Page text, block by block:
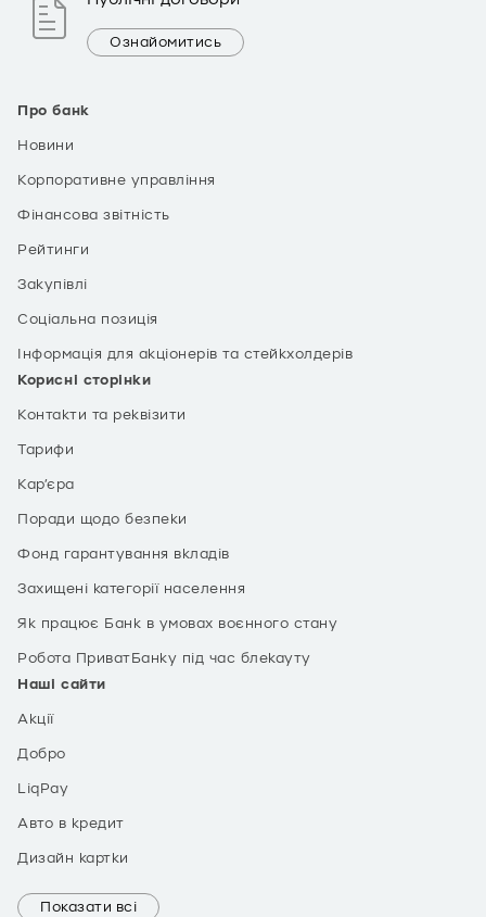
Про банк
Новини
Корпоративне управління
Фінансова звітність
Рейтинги
Закупівлі
Соціальна позиція
Інформація для акціонерів та стейкхолдерів
Корисні сторінки
Контакти та реквізити
Тарифи
Кар’єра
Поради щодо безпеки
Фонд гарантування вкладів
Захищені категорії населення
Як працює Банк в умовах воєнного стану
Робота ПриватБанку під час блекауту
Наші сайти
Акції
Добро
LiqPay
Авто в кредит
Дизайн картки
Показати всі
Ознайомитись